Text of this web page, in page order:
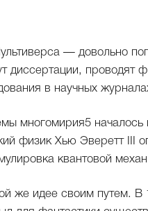
— довольно
диссертации, проводят
в научных
многомирия5
физик Хью Эверетт III
квантовой
же идее своим путем.